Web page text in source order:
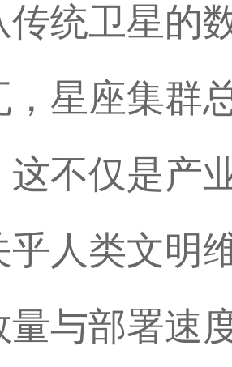
传统卫星的
，星座集群
这不仅是产
乎人类文明
量与部署速